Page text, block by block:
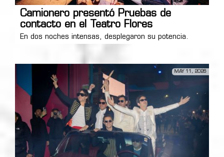
Camionero presentó Pruebas de
contacto en el Teatro Flores
En dos noches intensas, desplegaron su potencia.
MAY 11, 2026